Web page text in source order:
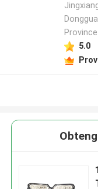
5.0